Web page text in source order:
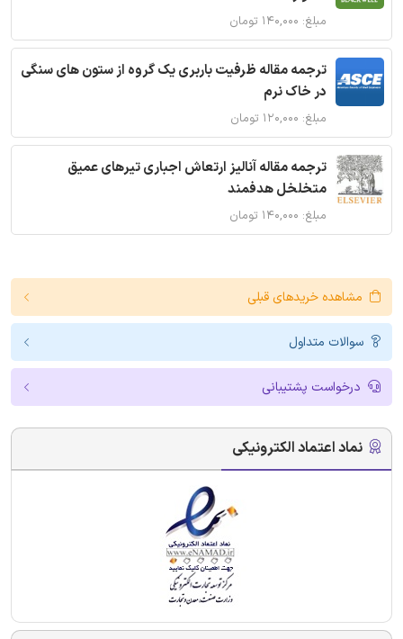
مبلغ: ۱۴۰,۰۰۰ تومان
ترجمه مقاله ظرفیت باربری یک گروه از ستون های سنگی
در خاک نرم
مبلغ: ۱۲۰,۰۰۰ تومان
ترجمه مقاله آنالیز ارتعاش اجباری تیرهای عمیق
متخلخل هدفمند
مبلغ: ۱۴۰,۰۰۰ تومان
مشاهده خریدهای قبلی
سوالات متداول
درخواست پشتیبانی
نماد اعتماد الکترونیکی